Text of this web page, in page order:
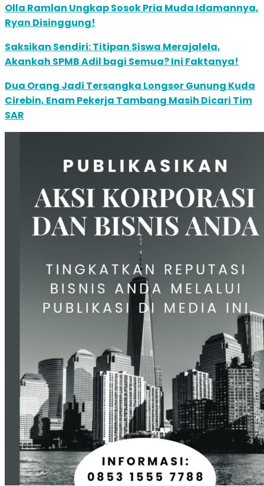
Olla Ramlan Ungkap Sosok Pria Muda Idamannya,
Ryan Disinggung!
Saksikan Sendiri: Titipan Siswa Merajalela,
Akankah SPMB Adil bagi Semua? Ini Faktanya!
Dua Orang Jadi Tersangka Longsor Gunung Kuda
Cirebin, Enam Pekerja Tambang Masih Dicari Tim
SAR